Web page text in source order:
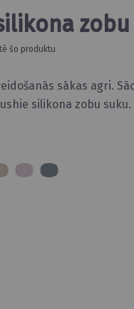
sākas agri.
silikona zobu suku.
silikona
šo produktu